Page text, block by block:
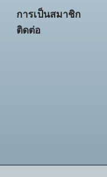
การเป็นสมาชิก
ติดต่อ